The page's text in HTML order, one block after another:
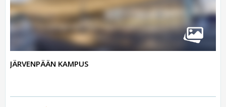
JÄRVENPÄÄN KAMPUS